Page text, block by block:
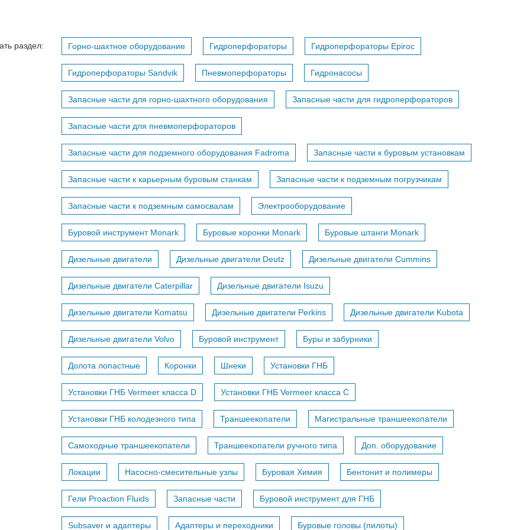
раздел: Горно-шахтное оборудование Гидроперфораторы Гидроперфораторы Epiroc
Гидроперфораторы Sandvik Пневмоперфораторы Гидронасосы
Запасные части для горно-шахтного оборудования Запасные части для гидроперфораторов
Запасные части для пневмоперфораторов
Запасные части для подземного оборудования Fadroma Запасные части к буровым установкам
Запасные части к карьерным буровым станкам Запасные части к подземным погрузчикам
Запасные части к подземным самосвалам Электрооборудование
Буровой инструмент Monark Буровые коронки Monark Буровые штанги Monark
Дизельные двигатели Дизельные двигатели Deutz Дизельные двигатели Cummins
Дизельные двигатели Caterpillar Дизельные двигатели Isuzu
Дизельные двигатели Komatsu Дизельные двигатели Perkins Дизельные двигатели Kubota
Дизельные двигатели Volvo Буровой инструмент Буры и забурники
Долота лопастные Коронки Шнеки Установки ГНБ
Установки ГНБ Vermeer класса D Установки ГНБ Vermeer класса С
Установки ГНБ колодезного типа Траншеекопатели Магистральные траншеекопатели
Самоходные траншеекопатели Траншеекопатели ручного типа Доп. оборудование
Локации Насосно-смесительные узлы Буровая Химия Бентонит и полимеры
Гели Proaction Fluids Запасные части Буровой инструмент для ГНБ
Subsaver и адаптеры Адаптеры и переходники Буровые головы (пилоты)